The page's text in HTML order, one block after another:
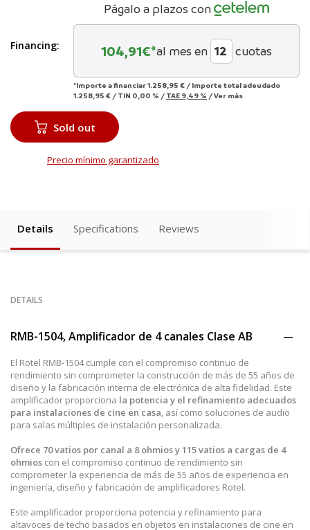
Financing:
Págalo a plazos con
104,91€*al mes en cuotas
*Importe a financiar1.258,95 € / Importe total adeudado
1.258,95 € / TIN 0,00 % / TAE 9,49 % /Ver más
Sold out
Precio mínimo garantizado
Details Specifications Reviews
DETAILS
RMB-1504, Amplificador de 4 canales Clase AB
El Rotel RMB-1504 cumple con el compromiso continuo de
rendimiento sin comprometer la construcción de más de 55 años de
diseño y la fabricación interna de electrónica de alta fidelidad. Este
amplificador proporciona la potencia y el refinamiento adecuados
para instalaciones de cine en casa , así como soluciones de audio
para salas múltiples de instalación personalizada.
Ofrece 70 vatios por canal a 8 ohmios y 115 vatios a cargas de 4
ohmios con el compromiso continuo de rendimiento sin
comprometer la experiencia de más de 55 años de experiencia en
ingeniería, diseño y fabricación de amplificadores Rotel.
Este amplificador proporciona potencia y refinamiento para
altavoces de techo basados en objetos en instalaciones de cine en